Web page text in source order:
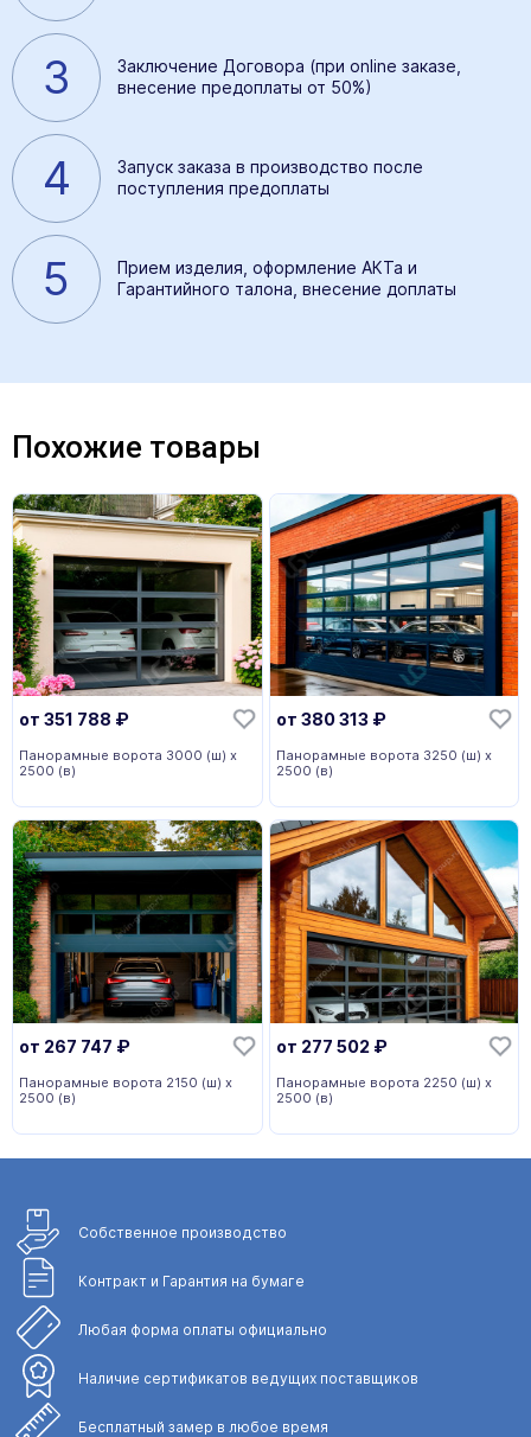
3
Заключение Договора (при online заказе,
внесение предоплаты от 50%)
4
Запуск заказа в производство после
поступления предоплаты
5
Прием изделия, оформление АКТа и
Гарантийного талона, внесение доплаты
Похожие товары
от 351 788 ₽
Панорамные ворота 3000 (ш) х
2500 (в)
от 380 313 ₽
Панорамные ворота 3250 (ш) х
2500 (в)
от 267 747 ₽
Панорамные ворота 2150 (ш) х
2500 (в)
от 277 502 ₽
Панорамные ворота 2250 (ш) х
2500 (в)
Собственное производство
Контракт и Гарантия на бумаге
Любая форма оплаты официально
Наличие сертификатов ведущих поставщиков
Бесплатный замер в любое время